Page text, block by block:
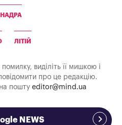
ЛІТІЙ
виділіть її мишкою і
про це редакцію.
пошту editor@mind.ua
NEWS